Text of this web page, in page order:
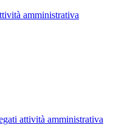
amministrativa
attività amministrativa